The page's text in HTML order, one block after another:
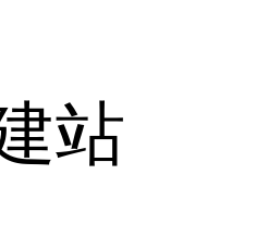
站